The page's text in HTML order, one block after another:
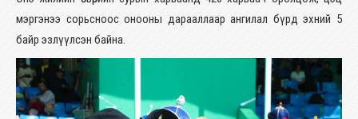
мэргэнээ сорьсноос онооны дарааллаар ангилал бүрд эхний 5
байр эзлүүлсэн байна.